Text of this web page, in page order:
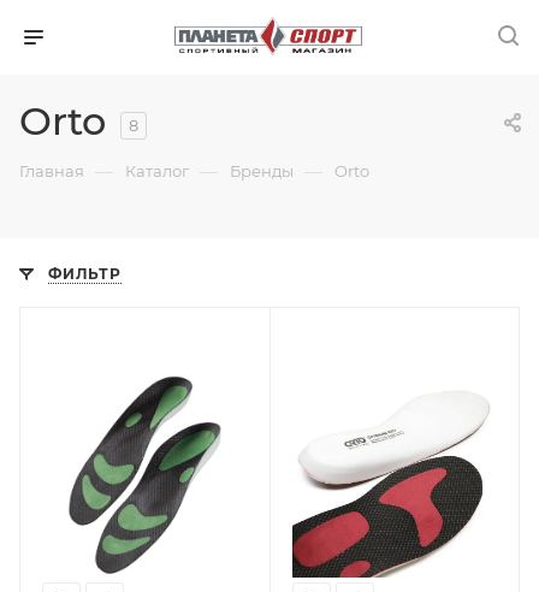
Orto 8
Главная — Каталог — Бренды — Orto
ФИЛЬТР